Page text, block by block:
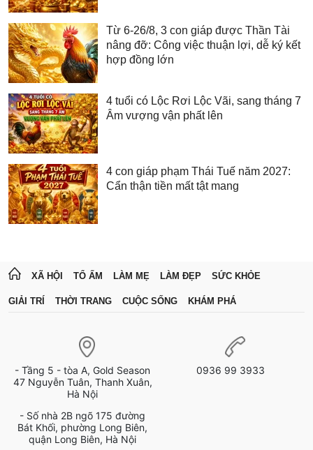
Từ 6-26/8, 3 con giáp được Thần Tài
nâng đỡ: Công việc thuận lợi, dễ ký kết
hợp đồng lớn
4 tuổi có Lộc Rơi Lộc Vãi, sang tháng 7
Âm vượng vận phất lên
4 con giáp phạm Thái Tuế năm 2027:
Cẩn thận tiền mất tật mang
XÃ HỘI TỔ ẤM LÀM MẸ LÀM ĐẸP SỨC KHỎE
GIẢI TRÍ THỜI TRANG CUỘC SỐNG KHÁM PHÁ
- Tầng 5 - tòa A, Gold Season
47 Nguyễn Tuân, Thanh Xuân,
Hà Nội
- Số nhà 2B ngõ 175 đường
Bát Khối, phường Long Biên,
quận Long Biên, Hà Nội
0936 99 3933